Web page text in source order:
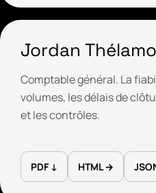
Jordan
Comptable général. La
volumes, les délais de
et les contrôles.
PDF ↓ HTML →